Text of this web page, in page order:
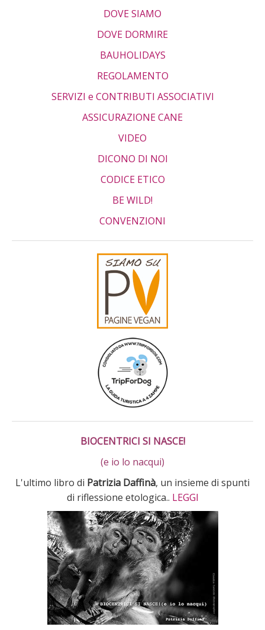
DOVE SIAMO
DOVE DORMIRE
BAUHOLIDAYS
REGOLAMENTO
SERVIZI e CONTRIBUTI ASSOCIATIVI
ASSICURAZIONE CANE
VIDEO
DICONO DI NOI
CODICE ETICO
BE WILD!
CONVENZIONI
BIOCENTRICI SI NASCE!
(e io lo nacqui)
L'ultimo libro di Patrizia Daffinà, un insieme di spunti
di riflessione etologica.. LEGGI